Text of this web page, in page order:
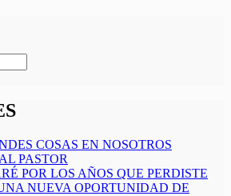
COSAS EN NOSOTROS
PASTOR
POR LOS AÑOS QUE PERDISTE
NUEVA OPORTUNIDAD DE